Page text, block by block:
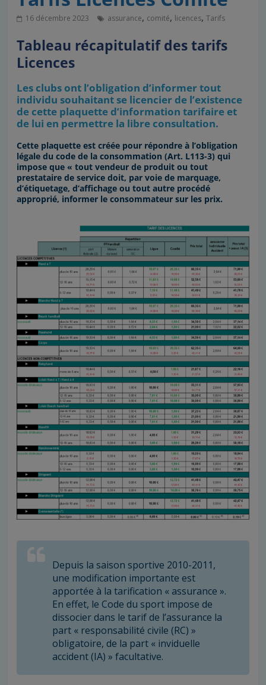
16 décembre 2023 assurance, comité, licences,Tarifs
Tableau récapitulatif des tarifs
Licences
Les clubs ont l’obligation d’informer tout
individu souhaitant se licencier de l’existence
de cette plaquette d’information tarifaire et
de lui en permettre la libre consultation.
Cette plaquette est créée pour répondre à l’obligation
légale du code de la consommation (Art. L113-3) qui
impose que « tout vendeur de produit ou tout
prestataire de service doit, par voie de marquage,
d’étiquetage, d’affichage ou tout autre procédé
approprié, informer le consommateur sur les prix.
Depuis la saison sportive 2010-2011,
une modification importante est
apportée à la tarification « assurance ».
En effet, le Code du sport impose de
dissocier dans le tarif de l’assurance la
part « responsabilité civile (RC) »
obligatoire, de la part « inviduelle
accident (IA) » facultative.